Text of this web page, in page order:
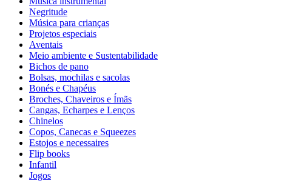
Negritude
Música para crianças
Projetos especiais
Aventais
Meio ambiente e Sustentabilidade
Bichos de pano
Bolsas, mochilas e sacolas
Bonés e Chapéus
Broches, Chaveiros e Ímãs
Cangas, Echarpes e Lenços
Chinelos
Copos, Canecas e Squeezes
Estojos e necessaires
Flip books
Infantil
Jogos